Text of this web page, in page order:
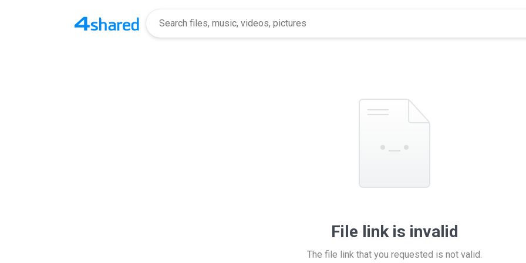
File link is invalid
The file link that you requested is not valid.